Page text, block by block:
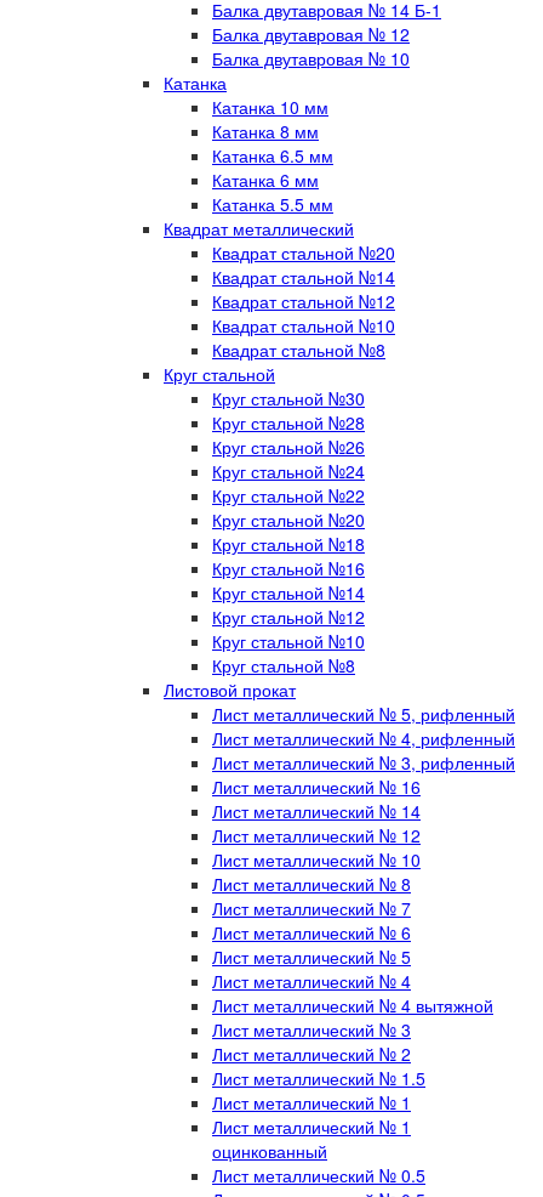
Балка двутавровая № 14 Б-1
Балка двутавровая № 12
Балка двутавровая № 10
Катанка
Катанка 10 мм
Катанка 8 мм
Катанка 6.5 мм
Катанка 6 мм
Катанка 5.5 мм
Квадрат металлический
Квадрат стальной №20
Квадрат стальной №14
Квадрат стальной №12
Квадрат стальной №10
Квадрат стальной №8
Круг стальной
Круг стальной №30
Круг стальной №28
Круг стальной №26
Круг стальной №24
Круг стальной №22
Круг стальной №20
Круг стальной №18
Круг стальной №16
Круг стальной №14
Круг стальной №12
Круг стальной №10
Круг стальной №8
Листовой прокат
Лист металлический № 5, рифленный
Лист металлический № 4, рифленный
Лист металлический № 3, рифленный
Лист металлический № 16
Лист металлический № 14
Лист металлический № 12
Лист металлический № 10
Лист металлический № 8
Лист металлический № 7
Лист металлический № 6
Лист металлический № 5
Лист металлический № 4
Лист металлический № 4 вытяжной
Лист металлический № 3
Лист металлический № 2
Лист металлический № 1.5
Лист металлический № 1
Лист металлический № 1
оцинкованный
Лист металлический № 0.5